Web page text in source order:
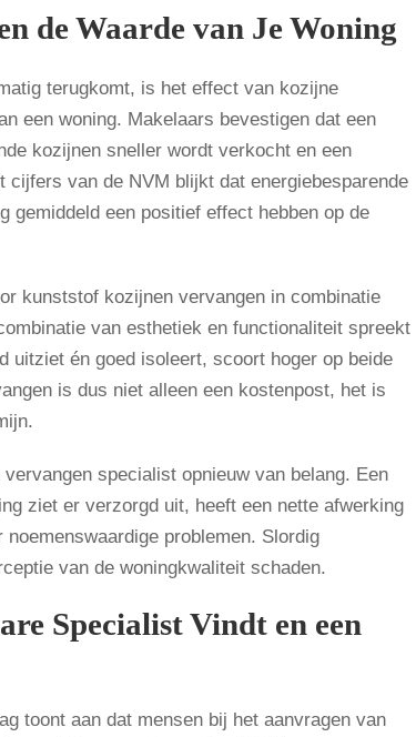
de Waarde van Je Woning
terugkomt, is het effect van kozijne
een woning. Makelaars bevestigen dat een
kozijnen sneller wordt verkocht en een
van de NVM blijkt dat energiebesparende
gemiddeld een positief effect hebben op de
kunststof kozijnen vervangen in combinatie
van esthetiek en functionaliteit spreekt
uitziet én goed isoleert, scoort hoger op beide
is dus niet alleen een kostenpost, het is
specialist opnieuw van belang. Een
ziet er verzorgd uit, heeft een nette afwerking
problemen. Slordig
van de woningkwaliteit schaden.
Specialist Vindt en een
toont aan dat mensen bij het aanvragen van